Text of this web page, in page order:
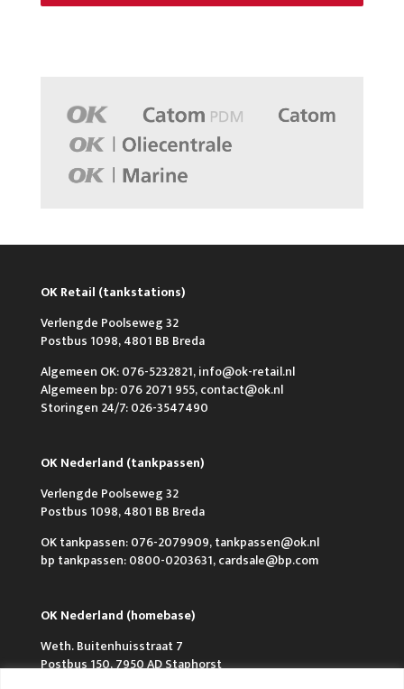
OK Retail (tankstations)
Verlengde Poolseweg 32
Postbus 1098, 4801 BB Breda
Algemeen OK: 076-5232821, info@ok-retail.nl
Algemeen bp: 076 2071 955, contact@ok.nl
Storingen 24/7: 026-3547490
OK Nederland (tankpassen)
Verlengde Poolseweg 32
Postbus 1098, 4801 BB Breda
OK tankpassen: 076-2079909, tankpassen@ok.nl
bp tankpassen: 0800-0203631, cardsale@bp.com
OK Nederland (homebase)
Weth. Buitenhuisstraat 7
Postbus 150, 7950 AD Staphorst